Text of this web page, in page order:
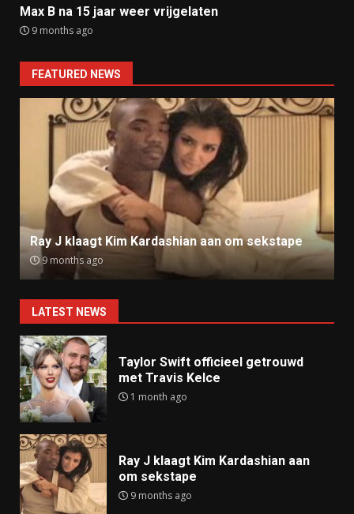
Max B na 15 jaar weer vrijgelaten
9 months ago
FEATURED NEWS
Ray J klaagt Kim Kardashian aan om sekstape
9 months ago
LATEST NEWS
Taylor Swift officieel getrouwd
met Travis Kelce
1 month ago
Ray J klaagt Kim Kardashian aan
om sekstape
9 months ago